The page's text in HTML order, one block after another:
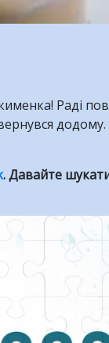
Раді
. Давайте